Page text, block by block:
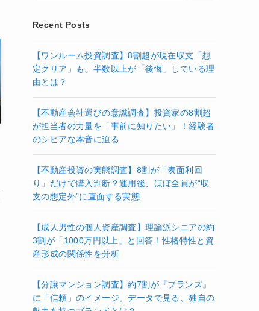
Recent Posts
【ワンルーム投資調査】8割超が現在収支「想
定クリア」も、半数以上が「後悔」している理
由とは？
【不動産会社選びの意識調査】投資家の8割超
が担当者の力量を「事前に知りたい」！経験者
のシビアな本音に迫る
【不動産投資の実態調査】8割が「表面利回
り」だけで購入判断？運用後、ほぼ全員が“収
支の想定外”に直面する実態
【成人男性の個人資産調査】理論派シニアの約
3割が「1000万円以上」と回答！性格特性と資
産形成の関係性を分析
【分譲マンション調査】約7割が『ブランズ』
に「信頼」のイメージ。データで見る、独自の